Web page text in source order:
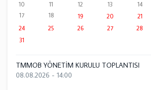
10
11 12 13 14
17
18 19 20 21
24
25 26 27 28
31
TMMOB YÖNETİM KURULU TOPLANTISI
08.08.2026 - 14:00